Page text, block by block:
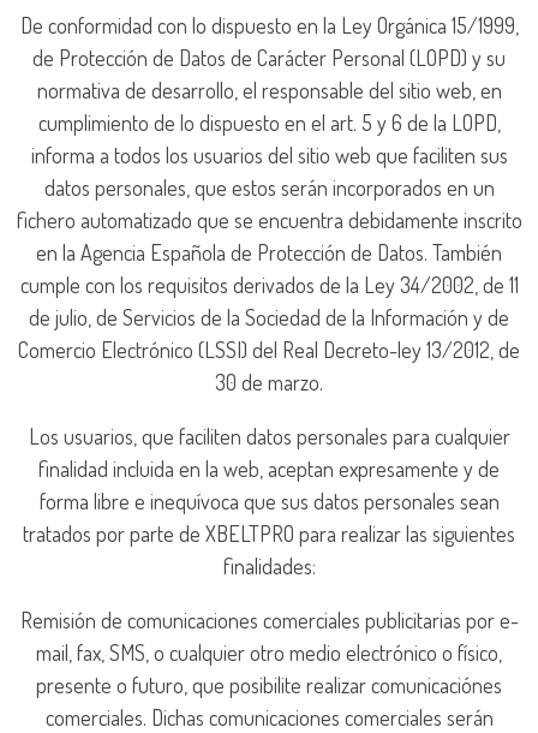
De conformidad con lo dispuesto en la Ley Orgánica 15/1999,
de Protección de Datos de Carácter Personal (LOPD) y su
normativa de desarrollo, el responsable del sitio web, en
cumplimiento de lo dispuesto en el art. 5 y 6 de la LOPD,
informa a todos los usuarios del sitio web que faciliten sus
datos personales, que estos serán incorporados en un
fichero automatizado que se encuentra debidamente inscrito
en la Agencia Española de Protección de Datos. También
cumple con los requisitos derivados de la Ley 34/2002, de 11
de julio, de Servicios de la Sociedad de la Información y de
Comercio Electrónico (LSSI) del Real Decreto-ley 13/2012, de
30 de marzo.
Los usuarios, que faciliten datos personales para cualquier
finalidad incluida en la web, aceptan expresamente y de
forma libre e inequívoca que sus datos personales sean
tratados por parte de XBELTPRO para realizar las siguientes
finalidades:
Remisión de comunicaciones comerciales publicitarias por e-
mail, fax, SMS, o cualquier otro medio electrónico o físico,
presente o futuro, que posibilite realizar comunicaciónes
comerciales. Dichas comunicaciones comerciales serán